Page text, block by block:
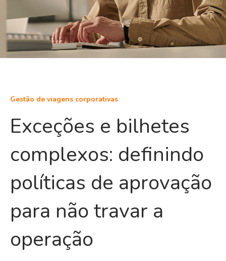
Gestão de viagens corporativas
Exceções e bilhetes
complexos: definindo
políticas de aprovação
para não travar a
operação